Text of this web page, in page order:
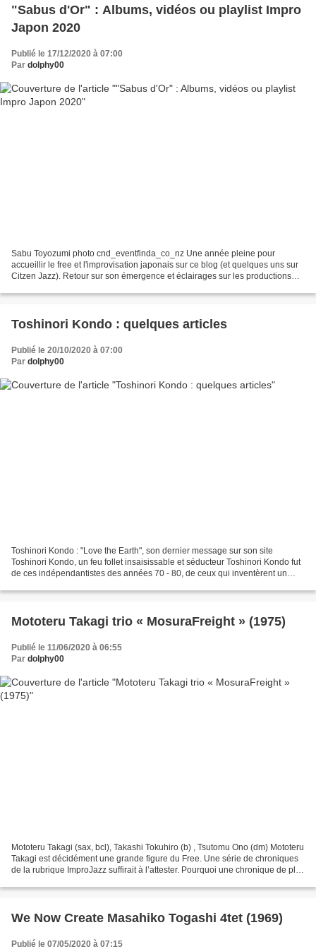
"Sabus d'Or" : Albums, vidéos ou playlist Impro
Japon 2020
Publié le 17/12/2020 à 07:00
Par dolphy00
Sabu Toyozumi photo cnd_eventfinda_co_nz Une année pleine pour
accueillir le free et l'improvisation japonais sur ce blog (et quelques uns sur
Citzen Jazz). Retour sur son émergence et éclairages sur les productions
Toshinori Kondo : quelques articles
Publié le 20/10/2020 à 07:00
Par dolphy00
Toshinori Kondo : "Love the Earth", son dernier message sur son site
Toshinori Kondo, un feu follet insaisissable et séducteur Toshinori Kondo fut
de ces indépendantistes des années 70 - 80, de ceux qui inventèrent un
Mototeru Takagi trio « MosuraFreight » (1975)
Publié le 11/06/2020 à 06:55
Par dolphy00
Mototeru Takagi (sax, bcl), Takashi Tokuhiro (b) , Tsutomu Ono (dm) Mototeru
Takagi est décidément une grande figure du Free. Une série de chroniques
de la rubrique ImproJazz suffirait à l’attester. Pourquoi une chronique de plus
We Now Create Masahiko Togashi 4tet (1969)
Publié le 07/05/2020 à 07:15